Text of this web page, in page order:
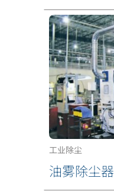
工业除尘
油雾除尘器